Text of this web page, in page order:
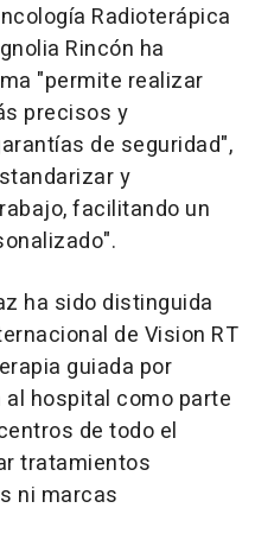
Radioterápica
Rincón ha
"permite realizar
precisos y
de seguridad",
y
facilitando un
ha sido distinguida
de Vision RT
guiada por
hospital como parte
de todo el
tratamientos
ni marcas